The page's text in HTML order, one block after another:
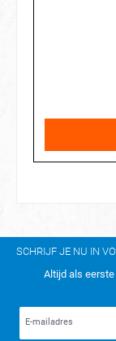
SCHRIJF JE NU IN
Altijd als